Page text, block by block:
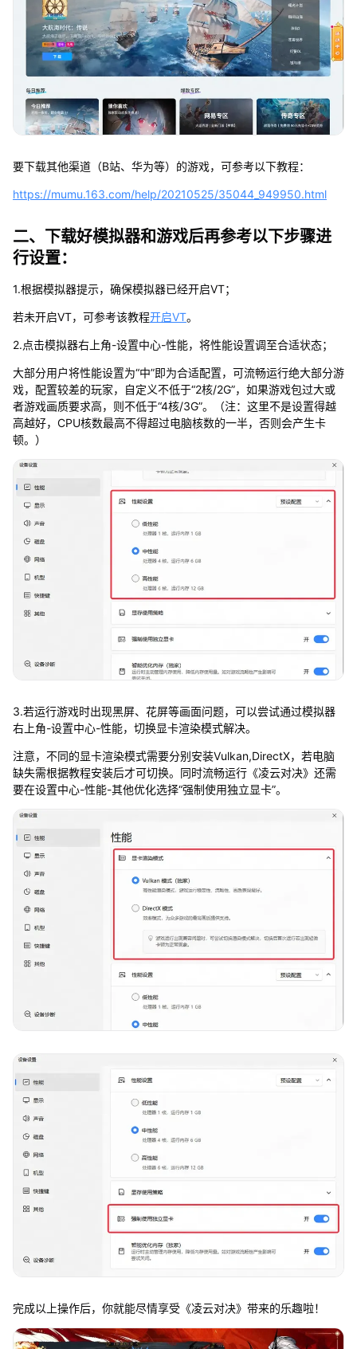
要下载其他渠道（B站、华为等）的游戏，可参考以下教程：
https://mumu.163.com/help/20210525/35044_949950.html
二、下载好模拟器和游戏后再参考以下步骤进
行设置：
1.根据模拟器提示，确保模拟器已经开启VT；
若未开启VT，可参考该教程开启VT。
2.点击模拟器右上角-设置中心-性能，将性能设置调至合适状态；
大部分用户将性能设置为“中”即为合适配置，可流畅运行绝大部分游
戏，配置较差的玩家，自定义不低于“2核/2G”，如果游戏包过大或
者游戏画质要求高，则不低于“4核/3G”。（注：这里不是设置得越
高越好，CPU核数最高不得超过电脑核数的一半，否则会产生卡
顿。）
3.若运行游戏时出现黑屏、花屏等画面问题，可以尝试通过模拟器
右上角-设置中心-性能，切换显卡渲染模式解决。
注意，不同的显卡渲染模式需要分别安装Vulkan,DirectX，若电脑
缺失需根据教程安装后才可切换。同时流畅运行《凌云对决》还需
要在设置中心-性能-其他优化选择“强制使用独立显卡”。
完成以上操作后，你就能尽情享受《凌云对决》带来的乐趣啦！